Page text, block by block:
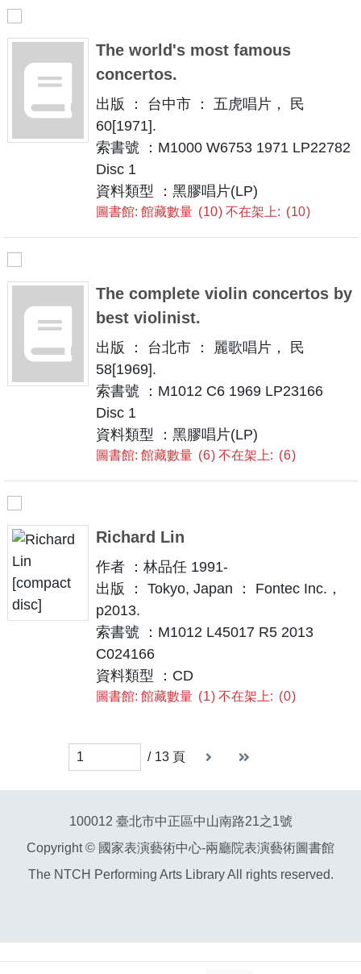
The world's most famous
concertos.
出版 ： 台中市 ： 五虎唱片， 民
60[1971].
索書號 ：M1000 W6753 1971 LP22782
Disc 1
資料類型 ：黑膠唱片(LP)
圖書館: 館藏數量 10 不在架上: 10
The complete violin concertos by
best violinist.
出版 ： 台北市 ： 麗歌唱片， 民
58[1969].
索書號 ：M1012 C6 1969 LP23166
Disc 1
資料類型 ：黑膠唱片(LP)
圖書館: 館藏數量 6 不在架上: 6
Richard Lin
作者 ：林品任 1991-
出版 ： Tokyo, Japan ： Fontec Inc.，
p2013.
索書號 ：M1012 L45017 R5 2013
C024166
資料類型 ：CD
圖書館: 館藏數量 1 不在架上: 0
/ 13 頁 下一頁 末頁
100012 臺北市中正區中山南路21之1號
Copyright © 國家表演藝術中心-兩廳院表演藝術圖書館
The NTCH Performing Arts Library All rights reserved.